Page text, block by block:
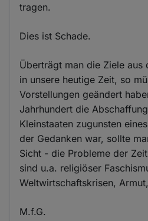
tragen.
Dies ist Schade.
Überträgt man die Ziele aus
in unsere heutige Zeit, so
Vorstellungen geändert
Jahrhundert die
Kleinstaaten zugunsten
der Gedanken war, sollte
Sicht - die Probleme der
sind u.a. religiöser
Weltwirtschaftskrisen,
M.f.G.